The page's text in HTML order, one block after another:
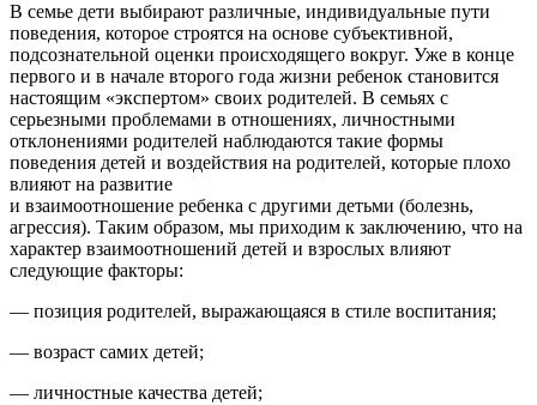
В семье дети выбирают различные, индивидуальные пути
поведения, которое строятся на основе субъективной,
подсознательной оценки происходящего вокруг. Уже в конце
первого и в начале второго года жизни ребенок становится
настоящим «экспертом» своих родителей. В семьях с
серьезными проблемами в отношениях, личностными
отклонениями родителей наблюдаются такие формы
поведения детей и воздействия на родителей, которые плохо
влияют на развитие
и взаимоотношение ребенка с другими детьми (болезнь,
агрессия). Таким образом, мы приходим к заключению, что на
характер взаимоотношений детей и взрослых влияют
следующие факторы:
— позиция родителей, выражающаяся в стиле воспитания;
— возраст самих детей;
— личностные качества детей;